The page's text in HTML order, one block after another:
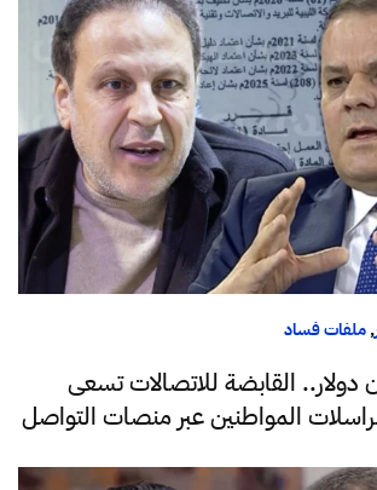
,ملفات فساد
مليون دولار.. القابضة للاتصالات تسعى
المواطنين عبر منصات التواصل